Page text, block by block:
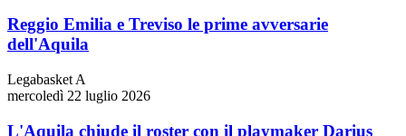
Reggio Emilia e Treviso le prime avversarie
dell'Aquila
Legabasket A
mercoledì 22 luglio 2026
L'Aquila chiude il roster con il playmaker Darius